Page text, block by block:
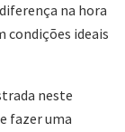
na hora
condições ideais
neste
fazer uma